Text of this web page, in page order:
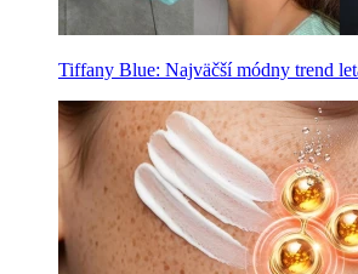
Tiffany Blue: Najväčší módny trend